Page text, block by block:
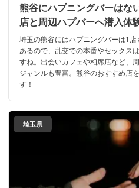
熊谷にハプニングバーはな
店と周辺ハプバーへ潜入体
埼玉の熊谷にはハプニングバーは1
あるので、乱交での本番やセックス
すね。出会いカフェや相席店など、
ジャンルも豊富。熊谷のおすすめ店
す！
埼玉県